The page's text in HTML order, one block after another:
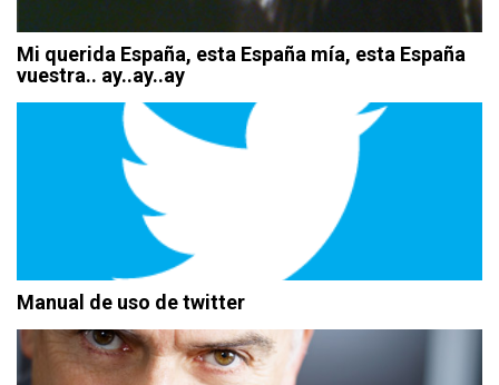
Mi querida España, esta España mía, esta España
vuestra.. ay..ay..ay
Manual de uso de twitter